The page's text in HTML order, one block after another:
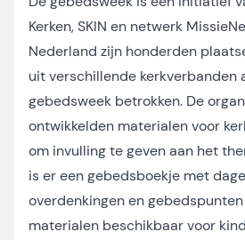
Kerken, SKIN en netwerk
Nederland zijn honderden
uit verschillende kerkverbanden
gebedsweek betrokken. De
ontwikkelden materialen voor
om invulling te geven aan het
is er een gebedsboekje met
overdenkingen en
materialen beschikbaar voor